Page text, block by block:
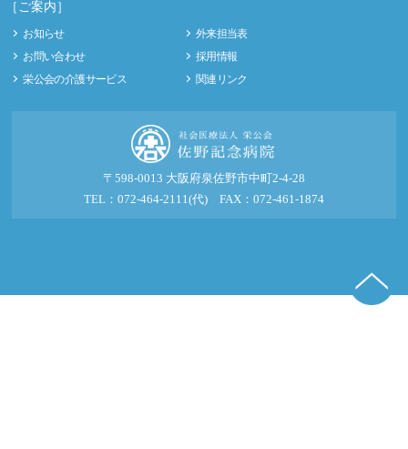
［ご案内］
お知らせ
外来担当表
お問い合わせ
採用情報
栄公会の介護サービス
関連リンク
〒598-0013 大阪府泉佐野市中町2-4-28
TEL：072-464-2111(代) FAX：072-461-1874